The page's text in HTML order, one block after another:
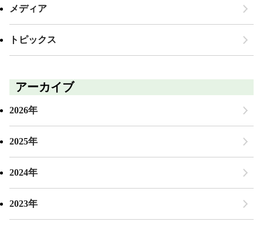
メディア
トピックス
アーカイブ
2026年
2025年
2024年
2023年